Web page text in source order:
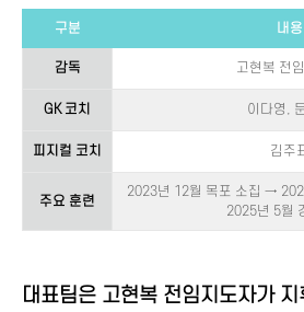
구분 내용
감독 고현복 전
GK 코치 이다영,
피지컬 코치 김주
주요 훈련
2023년 12월 목포 소집 →
2025년 5월
대표팀은 고현복 전임지도자가 지